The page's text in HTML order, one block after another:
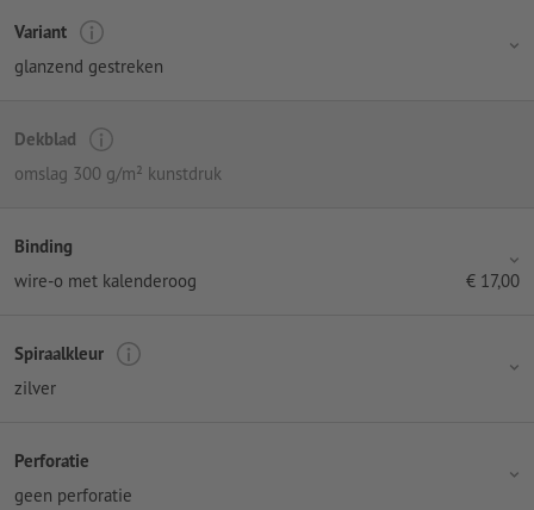
Variant
glanzend gestreken
Dekblad
omslag 300 g/m² kunstdruk
Binding
wire-o met kalenderoog
€ 17,00
Spiraalkleur
zilver
Perforatie
geen perforatie